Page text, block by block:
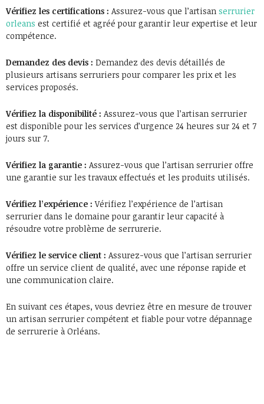
Vérifiez les certifications : Assurez-vous que l’artisan serrurier
orleans est certifié et agréé pour garantir leur expertise et leur
compétence.
Demandez des devis : Demandez des devis détaillés de
plusieurs artisans serruriers pour comparer les prix et les
services proposés.
Vérifiez la disponibilité : Assurez-vous que l’artisan serrurier
est disponible pour les services d’urgence 24 heures sur 24 et 7
jours sur 7.
Vérifiez la garantie : Assurez-vous que l’artisan serrurier offre
une garantie sur les travaux effectués et les produits utilisés.
Vérifiez l’expérience : Vérifiez l’expérience de l’artisan
serrurier dans le domaine pour garantir leur capacité à
résoudre votre problème de serrurerie.
Vérifiez le service client : Assurez-vous que l’artisan serrurier
offre un service client de qualité, avec une réponse rapide et
une communication claire.
En suivant ces étapes, vous devriez être en mesure de trouver
un artisan serrurier compétent et fiable pour votre dépannage
de serrurerie à Orléans.